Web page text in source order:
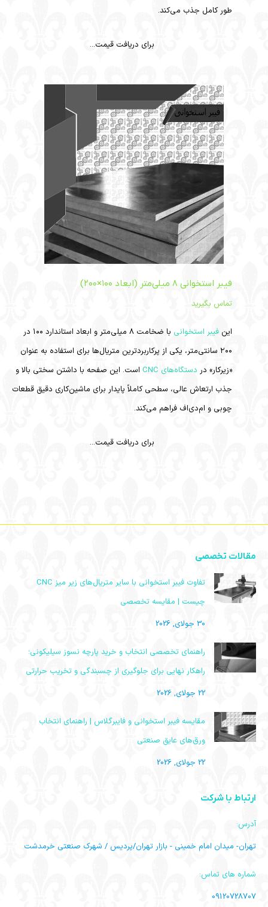
طور کامل جذب می‌کند.
برای دریافت قیمت...
فیبر استخوانی ۸ میلی‌متر (ابعاد ۱۰۰×۲۰۰)
تماس بگیرید
این فیبر استخوانی
با ضخامت ۸ میلی‌متر و ابعاد استاندارد ۱۰۰ در
۲۰۰ سانتی‌متر، یکی از پرکاربردترین متریال‌ها برای استفاده به عنوان
«زیرکار» در دستگاه‌های CNC
است. این صفحه با داشتن سختی بالا و
جذب ارتعاش عالی، سطحی کاملاً پایدار برای ماشین‌کاری دقیق قطعات
چوبی و ام‌دی‌اف فراهم می‌کند.
برای دریافت قیمت...
مقالات تخصصی
تفاوت فیبر استخوانی با سایر متریال‌های زیر میز CNC
چیست | مقایسه تخصصی
30 جولای, 2026
راهنمای تخصصی انتخاب و خرید پارچه نسوز سیلیکونی؛
راهکار نهایی برای جلوگیری از چسبندگی و تخریب حرارتی
22 جولای, 2026
مقایسه فیبر استخوانی و فایبرگلاس | راهنمای انتخاب
ورق‌های عایق صنعتی
22 جولای, 2026
ارتباط با شرکت
آدرس:
تهران- میدان امام خمینی - بازار تهران/پردیس / شهرک صنعتی خرمدشت
شماره های تماس:
09120728707